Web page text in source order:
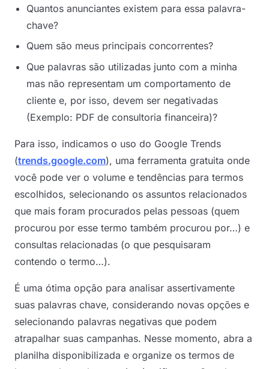
Quantos anunciantes existem para essa palavra-
chave?
Quem são meus principais concorrentes?
Que palavras são utilizadas junto com a minha
mas não representam um comportamento de
cliente e, por isso, devem ser negativadas
(Exemplo: PDF de consultoria financeira)?
Para isso, indicamos o uso do Google Trends
(trends.google.com), uma ferramenta gratuita onde
você pode ver o volume e tendências para termos
escolhidos, selecionando os assuntos relacionados
que mais foram procurados pelas pessoas (quem
procurou por esse termo também procurou por…) e
consultas relacionadas (o que pesquisaram
contendo o termo…).
É uma ótima opção para analisar assertivamente
suas palavras chave, considerando novas opções e
selecionando palavras negativas que podem
atrapalhar suas campanhas. Nesse momento, abra a
planilha disponibilizada e organize os termos de